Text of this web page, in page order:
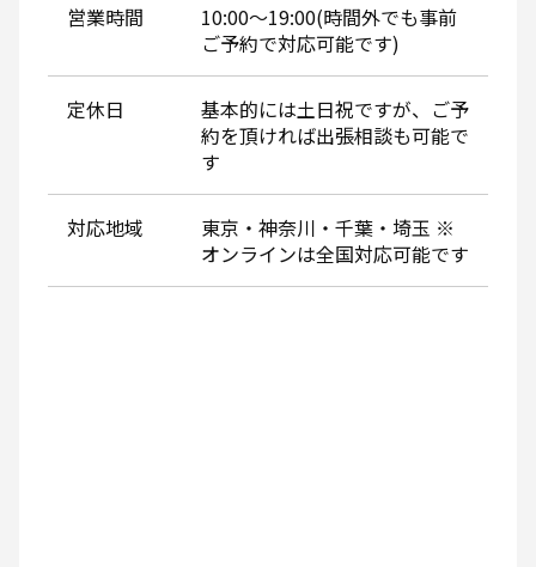
営業時間
10:00～19:00(時間外でも事前
ご予約で対応可能です)
定休日
基本的には土日祝ですが、ご予
約を頂ければ出張相談も可能で
す
対応地域
東京・神奈川・千葉・埼玉 ※
オンラインは全国対応可能です